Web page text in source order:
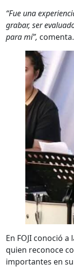
“Fue una
grabar, ser
para mí”, comenta.
En FOJI conoció
quien reconoce
importantes en